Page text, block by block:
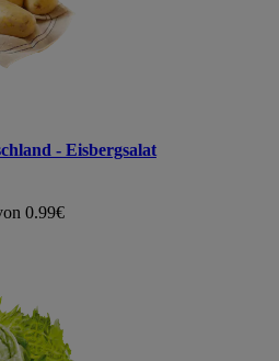
- Eisbergsalat
0.99€